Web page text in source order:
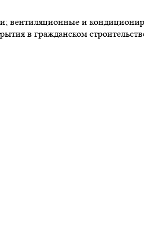
вентиляционные и
в гражданском